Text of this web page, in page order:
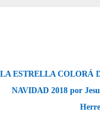
ESTRELLA COLORÁ
NAVIDAD 2018 por